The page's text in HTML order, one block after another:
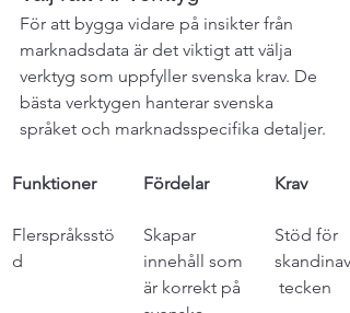
För att bygga vidare på insikter från
marknadsdata är det viktigt att välja
verktyg som uppfyller svenska krav. De
bästa verktygen hanterar svenska
språket och marknadsspecifika detaljer.
Funktioner Fördelar Krav
Flerspråksstö
d
Skapar
innehåll som
är korrekt på
Stöd för
tecken